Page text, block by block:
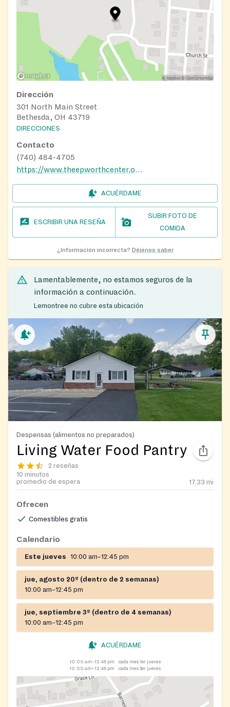
Dirección
301 North Main Street
Bethesda, OH 43719
DIRECCIONES
Contacto
(740) 484-4705
https://www.theepworthcenter.org/hunger-initiative/
ACUÉRDAME
ESCRIBIR UNA RESEÑA
SUBIR FOTO DE
COMIDA
¿Información incorrecta? Déjenos saber
Lamentablemente, no estamos seguros de la
información a continuación.
Lemontree no cubre esta ubicación
Despensas (alimentos no preparados)
Living Water Food Pantry
2 reseñas
10 minutos
promedio de espera
17.33 mi
Ofrecen
Comestibles gratis
Calendario
Este jueves 10:00 am–12:45 pm
jue, agosto 20º (dentro de 2 semanas)
10:00 am–12:45 pm
jue, septiembre 3º (dentro de 4 semanas)
10:00 am–12:45 pm
ACUÉRDAME
10:00 am–12:45 pm
cada mes 1er jueves
10:00 am–12:45 pm
cada mes 3er jueves